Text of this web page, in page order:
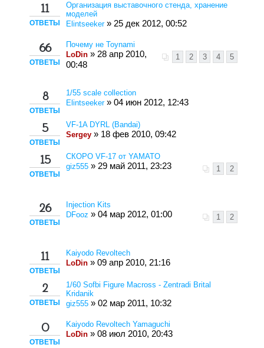
11
ОТВЕТЫ
Организация выставочного стенда, хранение
моделей
Elintseeker» 25 дек 2012, 00:52
66
ОТВЕТЫ
Почему не Toynami
1
2 3 4 5
LoDin » 28 апр 2010,
00:48
8
ОТВЕТЫ
1/55 scale collection
Elintseeker» 04 июн 2012, 12:43
5
ОТВЕТЫ
VF-1A DYRL (Bandai)
Sergey » 18 фев 2010, 09:42
15
ОТВЕТЫ
СКОРО VF-17 от YAMATO
1
2
giz555 » 29 май 2011, 23:23
26
ОТВЕТЫ
Injection Kits
1
2
DFooz » 04 мар 2012, 01:00
11
ОТВЕТЫ
Kaiyodo Revoltech
LoDin » 09 апр 2010, 21:16
2
ОТВЕТЫ
1/60 Sofbi Figure Macross - Zentradi Brital
Kridanik
giz555 » 02 мар 2011, 10:32
0
ОТВЕТЫ
Kaiyodo Revoltech Yamaguchi
LoDin » 08 июл 2010, 20:43